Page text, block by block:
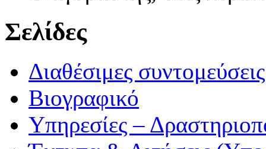
Σελίδες
Διαθέσιμες
Βιογραφικό
Υπηρεσίες –